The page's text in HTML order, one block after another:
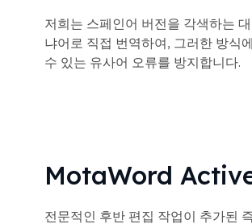
저희는 스페인어 버전을 각색하는
냐어로 직접 번역하여, 그러한 방식
수 있는 유사어 오류를 방지합니다.
MotaWord
전문적인 후반 편집 작업이 추가된